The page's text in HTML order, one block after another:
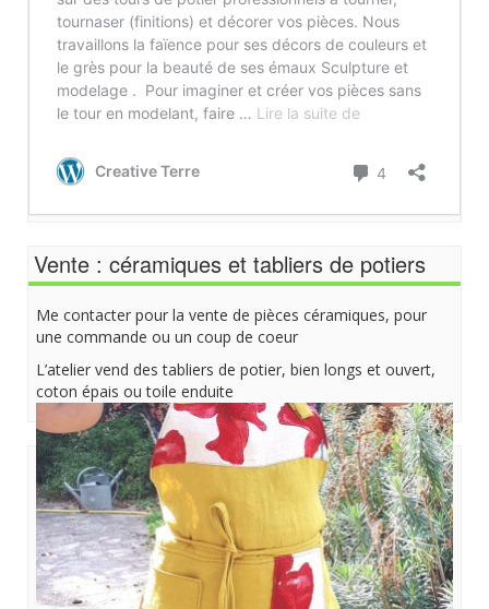
Vente : céramiques et tabliers de potiers
Me contacter pour la vente de pièces céramiques, pour
une commande ou un coup de coeur
L’atelier vend des tabliers de potier, bien longs et ouvert,
coton épais ou toile enduite